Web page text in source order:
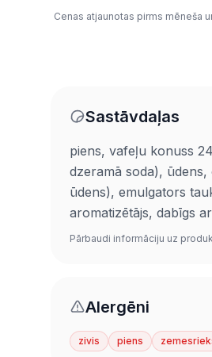
Cenas atjaunotas pirms mēneša
Sastāvdaļas
piens, vafeļu konuss
dzeramā soda),
ūdens), emulgators
aromatizētājs, dabīgs
Pārbaudi informāciju uz
Alergēni
zivis piens